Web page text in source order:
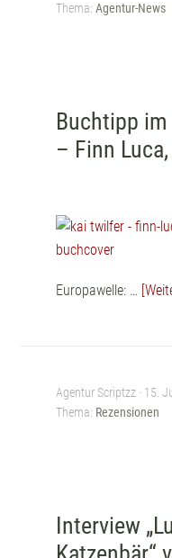
Thema:Agentur-News
Buchtipp
– Finn
Europawelle: …
Agentur Scriptzz · 15.
Thema: Rezensionen
Interview